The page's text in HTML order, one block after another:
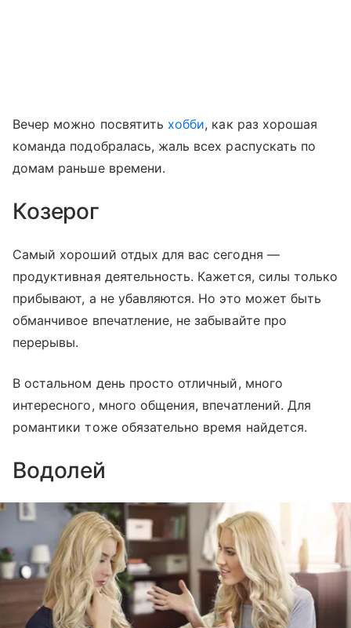
Вечер можно посвятить хобби, как раз хорошая
команда подобралась, жаль всех распускать по
домам раньше времени.
Козерог
Самый хороший отдых для вас сегодня —
продуктивная деятельность. Кажется, силы только
прибывают, а не убавляются. Но это может быть
обманчивое впечатление, не забывайте про
перерывы.
В остальном день просто отличный, много
интересного, много общения, впечатлений. Для
романтики тоже обязательно время найдется.
Водолей